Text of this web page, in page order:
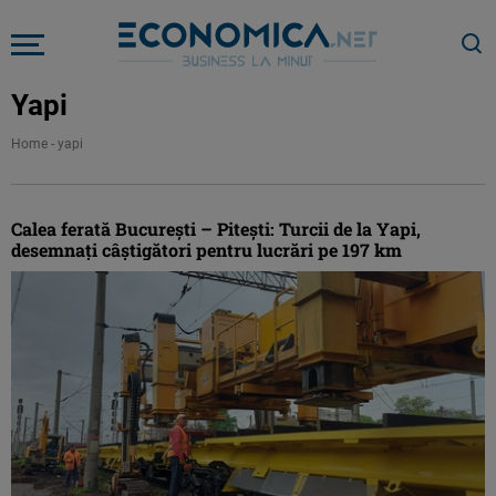
Yapi
Home - yapi
Calea ferată București – Pitești: Turcii de la Yapi,
desemnați câștigători pentru lucrări pe 197 km